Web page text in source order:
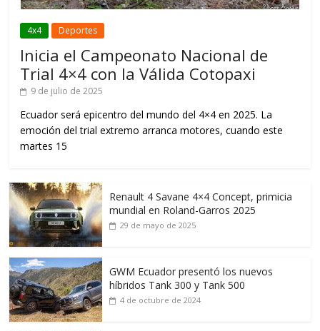
4x4 Deportes
Inicia el Campeonato Nacional de
Trial 4×4 con la Válida Cotopaxi
9 de julio de 2025
Ecuador será epicentro del mundo del 4×4 en 2025. La
emoción del trial extremo arranca motores, cuando este
martes 15
Renault 4 Savane 4×4 Concept, primicia
mundial en Roland-Garros 2025
29 de mayo de 2025
GWM Ecuador presentó los nuevos
híbridos Tank 300 y Tank 500
4 de octubre de 2024